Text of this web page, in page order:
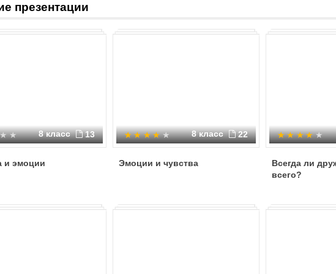
презентации
8 класс 13
и эмоции
8 класс 22
Эмоции и чувства
Всегда ли
всего?